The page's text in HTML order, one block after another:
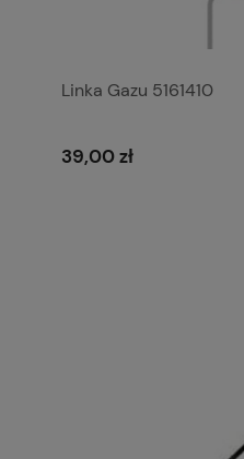
Linka Gazu 5161410
39,00 zł